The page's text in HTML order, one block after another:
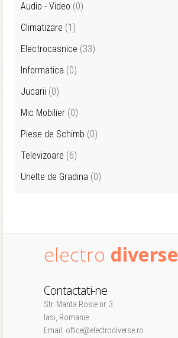
Audio - Video (0)
Climatizare (1)
Electrocasnice (33)
Informatica (0)
Jucarii (0)
Mic Mobilier (0)
Piese de Schimb (0)
Televizoare (6)
Unelte de Gradina (0)
electro diverse
Contactati-ne
Str. Manta Rosie nr. 3
Iasi, Romanie
Email: office@electrodiverse.ro